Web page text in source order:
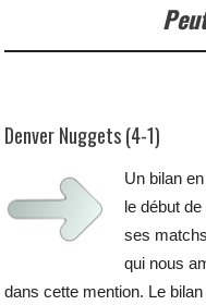
Denver Nuggets (4-1)
Un bilan
le début
ses
qui nous
dans cette mention. Le